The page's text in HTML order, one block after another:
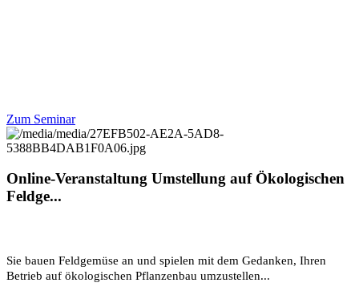
Zum Seminar
Online-Veranstaltung Umstellung auf Ökologischen
Feldge...
Sie bauen Feldgemüse an und spielen mit dem Gedanken, Ihren
Betrieb auf ökologischen Pflanzenbau umzustellen...